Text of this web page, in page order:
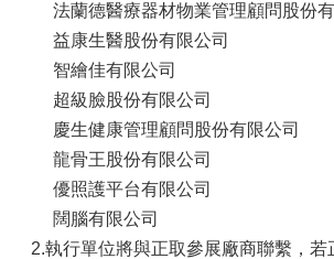
法蘭德醫療器材物業管理顧問股份有
益康生醫股份有限公司
智繪佳有限公司
超級臉股份有限公司
慶生健康管理顧問股份有限公司
龍骨王股份有限公司
優照護平台有限公司
闊腦有限公司
2.執行單位將與正取參展廠商聯繫，若